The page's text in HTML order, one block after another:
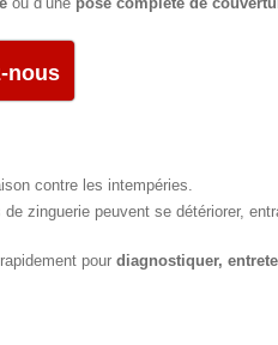
nous
contre les intempéries.
zinguerie peuvent se détériorer,
pour diagnostiquer,